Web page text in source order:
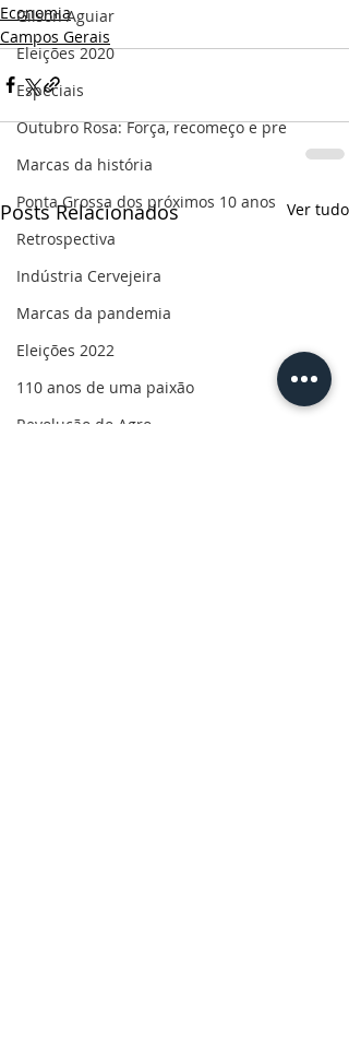
Gilson Aguiar
Eleições 2020
Especiais
Outubro Rosa: Força, recomeço e pre
Marcas da história
Ponta Grossa dos próximos 10 anos
Retrospectiva
Indústria Cervejeira
Marcas da pandemia
Eleições 2022
110 anos de uma paixão
Revolução do Agro
Economia
Campos Gerais
Posts Relacionados Ver tudo